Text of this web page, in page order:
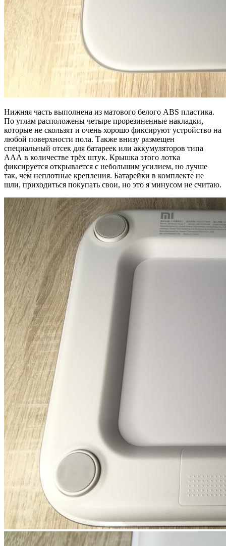
Нижняя часть выполнена из матового белого ABS пластика.
По углам расположены четыре прорезиненные накладки,
которые не скользят и очень хорошо фиксируют устройство на
любой поверхности пола. Также внизу размещен
специальный отсек для батареек или аккумуляторов типа
ААА в количестве трёх штук. Крышка этого лотка
фиксируется открывается с небольшим усилием, но лучше
так, чем неплотные крепления. Батарейки в комплекте не
шли, приходиться покупать свои, но это я минусом не считаю.